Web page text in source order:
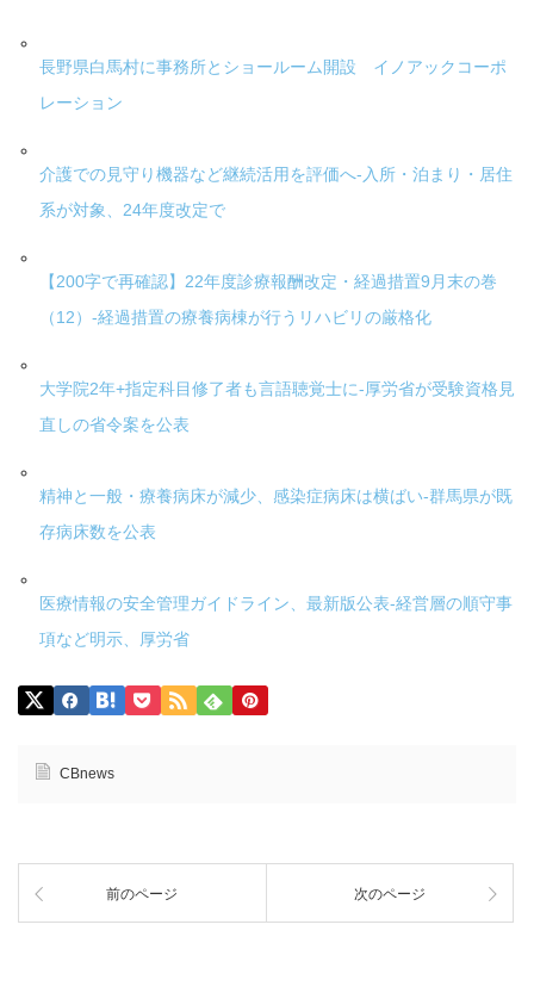
長野県白馬村に事務所とショールーム開設 イノアックコーポ
レーション
介護での見守り機器など継続活用を評価へ-入所・泊まり・居住
系が対象、24年度改定で
【200字で再確認】22年度診療報酬改定・経過措置9月末の巻
（12）-経過措置の療養病棟が行うリハビリの厳格化
大学院2年+指定科目修了者も言語聴覚士に-厚労省が受験資格見
直しの省令案を公表
精神と一般・療養病床が減少、感染症病床は横ばい-群馬県が既
存病床数を公表
医療情報の安全管理ガイドライン、最新版公表-経営層の順守事
項など明示、厚労省
CBnews
前のページ 次のページ